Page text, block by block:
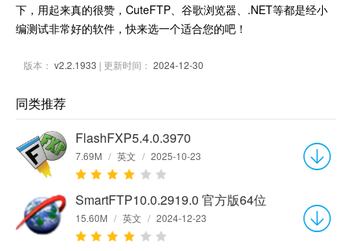
下，用起来真的很赞，CuteFTP、谷歌浏览器、.NET等都是经小
编测试非常好的软件，快来选一个适合您的吧！
版本： v2.2.1933 | 更新时间： 2024-12-30
同类推荐
FlashFXP5.4.0.3970
7.69M / 英文 / 2025-10-23
SmartFTP10.0.2919.0 官方版64位
15.60M / 英文 / 2024-12-23